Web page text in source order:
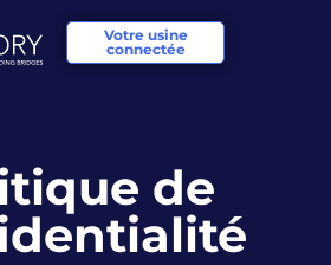
Votre usine
connectée
de